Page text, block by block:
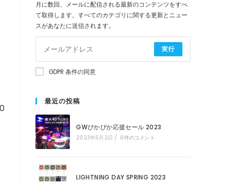
検
索
月に数回、メールに配信される最新のコンテンツをすべ
て取得します。すべてのカテゴリに関する更新とニュー
スがあなたに送信されます。
実行
GDPR 条件の同意
最近の投稿
GWぴかぴか応援セール 2023
2023年5月2日 / 0件のコメント
LIGHTNING DAY SPRING 2023